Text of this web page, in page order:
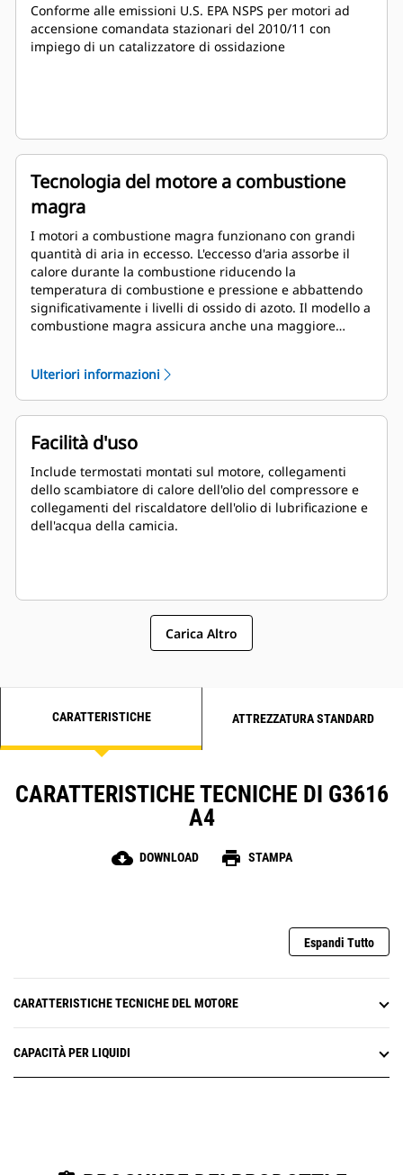
Conforme alle emissioni U.S. EPA NSPS per motori ad
accensione comandata stazionari del 2010/11 con
impiego di un catalizzatore di ossidazione
Tecnologia del motore a combustione
magra
I motori a combustione magra funzionano con grandi
quantità di aria in eccesso. L'eccesso d'aria assorbe il
calore durante la combustione riducendo la
temperatura di combustione e pressione e abbattendo
significativamente i livelli di ossido di azoto. Il modello a
combustione magra assicura anche una maggiore
Ulteriori informazioni
Facilità d'uso
Include termostati montati sul motore, collegamenti
dello scambiatore di calore dell'olio del compressore e
collegamenti del riscaldatore dell'olio di lubrificazione e
dell'acqua della camicia.
Carica Altro
CARATTERISTICHE ATTREZZATURA STANDARD
CARATTERISTICHE TECNICHE DI G3616
A4
cloud_download DOWNLOAD print STAMPA
Espandi Tutto
CARATTERISTICHE TECNICHE DEL MOTORE
CAPACITÀ PER LIQUIDI